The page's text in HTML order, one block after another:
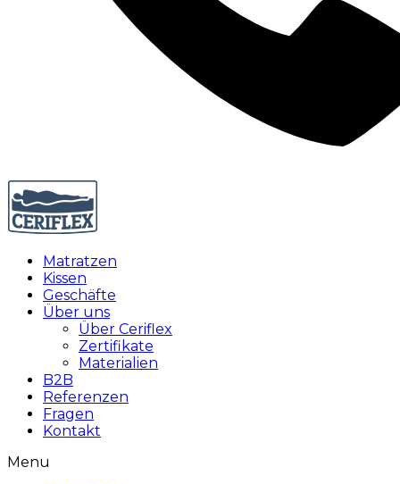
Matratzen
Kissen
Geschäfte
Über uns
Über Ceriflex
Zertifikate
Materialien
B2B
Referenzen
Fragen
Kontakt
Menu